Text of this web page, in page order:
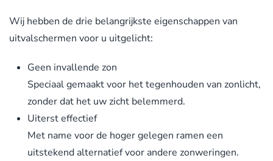
Wij hebben de drie belangrijkste eigenschappen van
uitvalschermen voor u uitgelicht:
Geen invallende zon
Speciaal gemaakt voor het tegenhouden van zonlicht,
zonder dat het uw zicht belemmerd.
Uiterst effectief
Met name voor de hoger gelegen ramen een
uitstekend alternatief voor andere zonweringen.